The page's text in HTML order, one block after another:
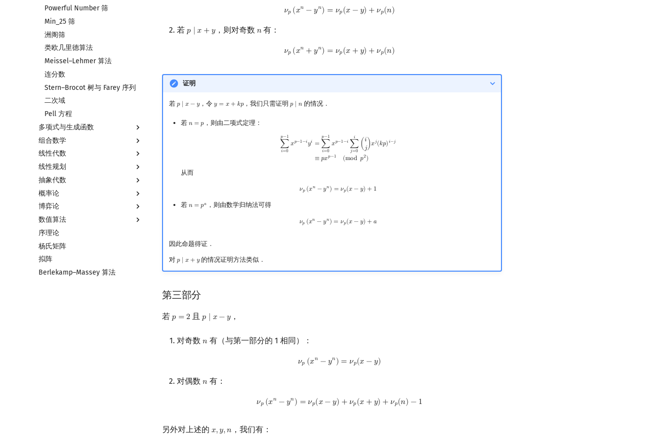
Powerful Number 筛
Min_25 筛
洲阁筛
类欧几里德算法
Meissel–Lehmer 算法
连分数
Stern–Brocot 树与 Farey 序列
二次域
Pell 方程
多项式与生成函数
多项式与生成函数简介
代数基本定理
快速傅里叶变换
快速数论变换
快速沃尔什变换
Chirp Z 变换
多项式牛顿迭代
多项式多点求值|快速插值
多项式初等函数
常系数齐次线性递推
多项式平移|连续点值平移
组合数学
排列组合
抽屉原理
容斥原理
斐波那契数列
错位排列
卡特兰数
斯特林数
贝尔数
伯努利数
Entringer Number
线性代数
线性代数简介
向量
内积和外积
矩阵
初等变换
行列式
线性空间
线性基
线性映射
线性规划
线性规划基础
单纯形法
抽象代数
基本概念
群论
环论
域论
Schreier–Sims 算法
概率论
基本概念
条件概率与独立性
随机变量
随机变量的数字特征
概率不等式
博弈论
博弈论简介
公平组合游戏
零和游戏
非公平组合游戏
数值算法
插值
数值积分
高斯消元
牛顿迭代法
序理论
杨氏矩阵
拟阵
Berlekamp–Massey 算法
𝜈𝑝 (𝑥𝑛 −𝑦𝑛) = 𝜈𝑝(𝑥 −𝑦) + 𝜈𝑝(𝑛)
νp n−y n)= νp(x− +ν p n)
若 𝑝 ∣ 𝑥 +𝑦
p +y ，则对奇数 𝑛
n 有：
𝜈𝑝 (𝑥𝑛 +𝑦𝑛) = 𝜈𝑝(𝑥 +𝑦) + 𝜈𝑝(𝑛)
νp x n+y n)= νp(x+ y +ν p n)
证明
若𝑝 ∣ 𝑥 − 𝑦
p −y ，令𝑦 = 𝑥 + 𝑘𝑝
y=x+k p ，我们只需证明 𝑝 ∣ 𝑛
p n 的情况．
若 𝑛 = 𝑝
n=p ，则由二项式定理：
𝑝−1
∑
𝑖=0
𝑥𝑝−1−𝑖𝑦𝑖 =
𝑝−1
∑
𝑖=0
𝑥𝑝−1−𝑖
𝑖
∑
𝑗=0
( 𝑖
𝑗)𝑥𝑗(𝑘𝑝)𝑖−𝑗
≡ 𝑝𝑥𝑝−1 (mod 𝑝2)
−1−i p−1 (ij)x (kp
从而
𝜈𝑝 (𝑥𝑛 −𝑦𝑛) = 𝜈𝑝(𝑥 − 𝑦) + 1
νp (x n−y n)= νp(x −y )+1
若 𝑛 = 𝑝𝑎
n=p a ，则由数学归纳法可得
𝜈𝑝 (𝑥𝑛 − 𝑦𝑛) = 𝜈𝑝(𝑥 − 𝑦) + 𝑎
νp (x n−yn)= νp(x−y) +a
因此命题得证．
对𝑝 ∣ 𝑥 + 𝑦
p +y 的情况证明方法类似．
第三部分
若 𝑝 = 2
p =2 且𝑝 ∣ 𝑥−𝑦
p −y ，
对奇数 𝑛
n 有（与第一部分的 1 相同）：
𝜈𝑝 (𝑥𝑛 −𝑦𝑛) = 𝜈𝑝(𝑥 −𝑦)
νp( xn −yn )=νp (x− y)
对偶数 𝑛
n 有：
𝜈𝑝 (𝑥𝑛 −𝑦𝑛) = 𝜈𝑝(𝑥−𝑦) + 𝜈𝑝(𝑥 +𝑦) + 𝜈𝑝(𝑛) − 1
νp(xn −y n) =νp(x −y )+νp (x+ y)+νp(n)− 1
另外对上述的 𝑥,𝑦,𝑛
x,y,n ，我们有：